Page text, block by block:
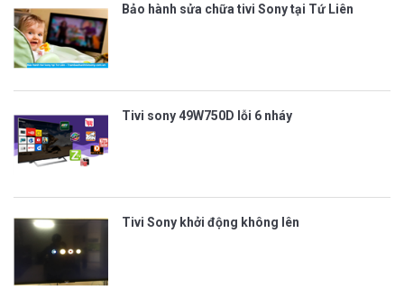
Bảo hành sửa chữa tivi Sony tại Tứ Liên
Tivi sony 49W750D lỗi 6 nháy
Tivi Sony khởi động không lên